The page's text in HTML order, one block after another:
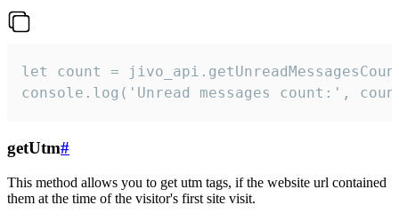
let count =
console.log('Unread messages count:',
getUtm#
This method allows you to get utm tags, if the website url contained
them at the time of the visitor's first site visit.